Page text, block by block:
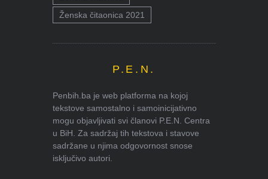
Ženska čitaonica 2021
P.E.N.
Penbih.ba je web platforma na kojoj
tekstove samostalno i samoinicijativno
mogu objavljivati svi članovi P.E.N. Centra
u BiH. Za sadržaj tih tekstova i stavove
sadržane u njima odgovornost snose
isključivo autori.